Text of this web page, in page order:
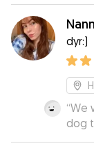
dyr:)
“We
dog